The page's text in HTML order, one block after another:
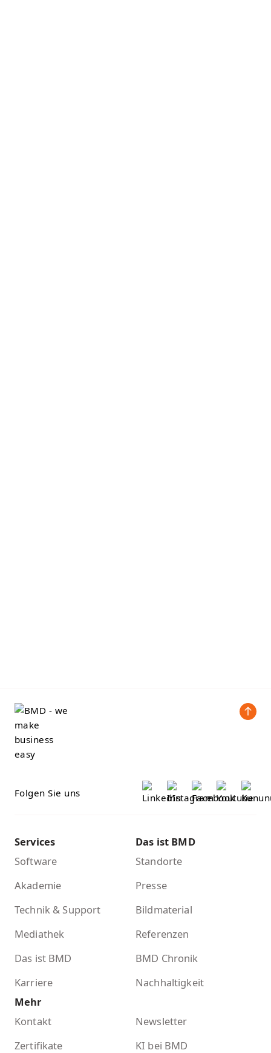
Folgen Sie uns
Services
Software
Akademie
Technik & Support
Mediathek
Das ist BMD
Karriere
Das ist BMD
Standorte
Presse
Bildmaterial
Referenzen
BMD Chronik
Nachhaltigkeit
Mehr
Kontakt
Newsletter
Zertifikate
KI bei BMD